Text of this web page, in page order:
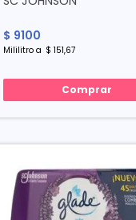
$ 9100
Mililitroa $ 151,67
Comprar